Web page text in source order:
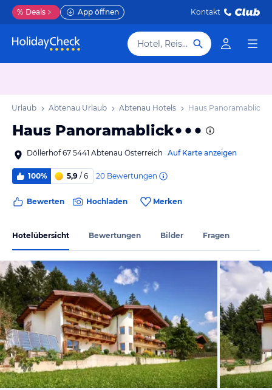
% Deals App öffnen Kontakt
Hotel, Reiseziel
Urlaub Abtenau Urlaub Abtenau Hotels Haus Panoramablick
Haus Panoramablick
Döllerhof 67 5441 Abtenau Österreich Auf Karte anzeigen
100% 5,9 / 6 20 Bewertungen
Bewerten Hochladen Merken
Hotelübersicht Bewertungen Bilder Fragen
vom